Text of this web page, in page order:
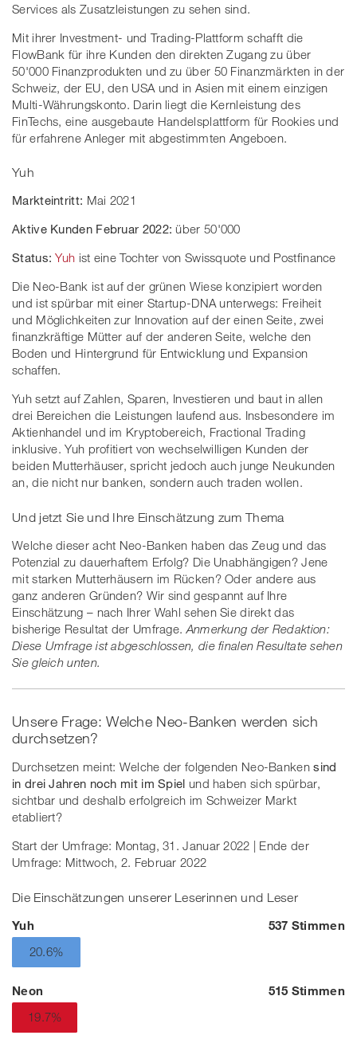
Services als Zusatzleistungen zu sehen sind.
Mit ihrer Investment- und Trading-Plattform schafft die
FlowBank für ihre Kunden den direkten Zugang zu über
50'000 Finanzprodukten und zu über 50 Finanzmärkten in der
Schweiz, der EU, den USA und in Asien mit einem einzigen
Multi-Währungskonto. Darin liegt die Kernleistung des
FinTechs, eine ausgebaute Handelsplattform für Rookies und
für erfahrene Anleger mit abgestimmten Angeboen.
Yuh
Markteintritt: Mai 2021
Aktive Kunden Februar 2022: über 50'000
Status:Yuh ist eine Tochter von Swissquote und Postfinance
Die Neo-Bank ist auf der grünen Wiese konzipiert worden
und ist spürbar mit einer Startup-DNA unterwegs: Freiheit
und Möglichkeiten zur Innovation auf der einen Seite, zwei
finanzkräftige Mütter auf der anderen Seite, welche den
Boden und Hintergrund für Entwicklung und Expansion
schaffen.
Yuh setzt auf Zahlen, Sparen, Investieren und baut in allen
drei Bereichen die Leistungen laufend aus. Insbesondere im
Aktienhandel und im Kryptobereich, Fractional Trading
inklusive. Yuh profitiert von wechselwilligen Kunden der
beiden Mutterhäuser, spricht jedoch auch junge Neukunden
an, die nicht nur banken, sondern auch traden wollen.
Und jetzt Sie und Ihre Einschätzung zum Thema
Welche dieser acht Neo-Banken haben das Zeug und das
Potenzial zu dauerhaftem Erfolg? Die Unabhängigen? Jene
mit starken Mutterhäusern im Rücken? Oder andere aus
ganz anderen Gründen? Wir sind gespannt auf Ihre
Einschätzung – nach Ihrer Wahl sehen Sie direkt das
bisherige Resultat der Umfrage. Anmerkung der Redaktion:
Diese Umfrage ist abgeschlossen, die finalen Resultate sehen
Sie gleich unten.
Unsere Frage: Welche Neo-Banken werden sich
durchsetzen?
Durchsetzen meint: Welche der folgenden Neo-Bankensind
in drei Jahren noch mit im Spiel und haben sich spürbar,
sichtbar und deshalb erfolgreich im Schweizer Markt
etabliert?
Start der Umfrage: Montag, 31. Januar 2022 | Ende der
Umfrage: Mittwoch, 2. Februar 2022
Die Einschätzungen unserer Leserinnen und Leser
Yuh
537 Stimmen
20.6%
Neon
515 Stimmen
19.7%